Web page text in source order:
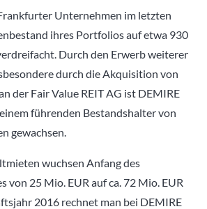
Unternehmen im letzten
ihres Portfolios auf etwa 930
Durch den Erwerb weiterer
durch die Akquisition von
der Fair Value REIT AG ist DEMIRE
führenden Bestandshalter von
gewachsen.
wuchsen Anfang des
von 25 Mio. EUR auf ca. 72 Mio. EUR
2016 rechnet man bei DEMIRE